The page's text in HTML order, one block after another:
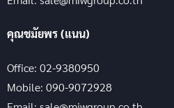
คุณชมัยพร (แนน)
Office: 02-9380950
Mobile: 090-9072928